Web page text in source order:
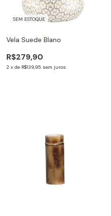
SEM ESTOQUE
Vela Suede Blano
R$279,90
2 x de R$139,95 sem juros